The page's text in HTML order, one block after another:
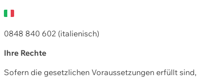
0848 840 602 (italienisch)
Ihre Rechte
Sofern die gesetzlichen Voraussetzungen erfüllt sind,